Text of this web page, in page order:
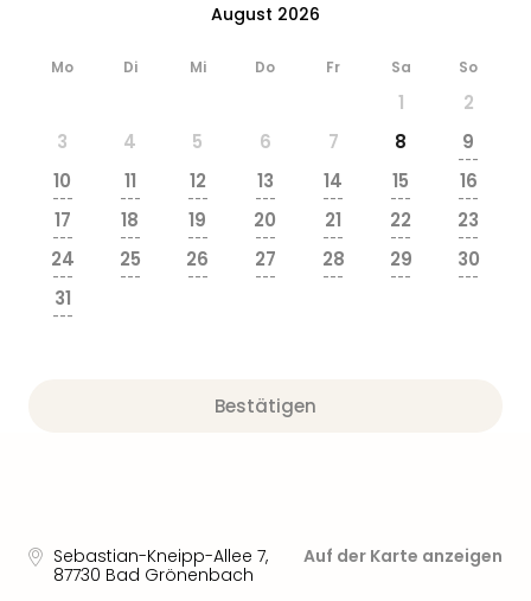
August 2026
Mo Di Mi Do Fr Sa So
1
2
3
4 5 6 7 8 9
---
10
---
11
---
12
---
13
---
14
---
15
---
16
---
17
---
18
---
19
---
20
---
21
---
22
---
23
---
24
---
25
---
26
---
27
---
28
---
29
---
30
---
31
---
Bestätigen
Sebastian-Kneipp-Allee 7,
87730 Bad Grönenbach
Auf der Karte anzeigen